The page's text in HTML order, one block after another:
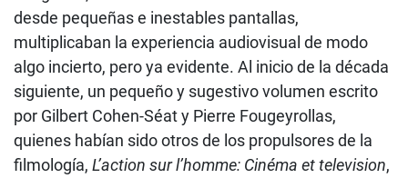
desde pequeñas e inestables pantallas,
multiplicaban la experiencia audiovisual de modo
algo incierto, pero ya evidente. Al inicio de la década
siguiente, un pequeño y sugestivo volumen escrito
por Gilbert Cohen-Séat y Pierre Fougeyrollas,
quienes habían sido otros de los propulsores de la
filmología, L’action sur l’homme: Cinéma et television,